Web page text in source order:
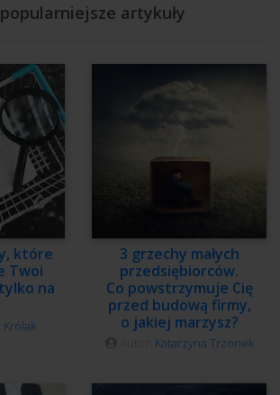
artykuły
które
Twoi
na
Królak
3 grzechy małych
przedsiębiorców.
Co powstrzymuje Cię
przed budową firmy,
o jakiej marzysz?
Katarzyna Trzonek